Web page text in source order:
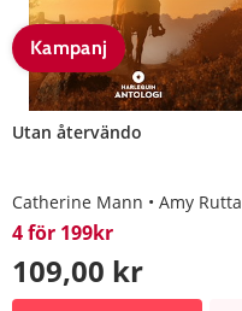
Kampanj
Utan återvändo
Catherine Mann Amy Ruttan
4 för 199kr
109,00 kr